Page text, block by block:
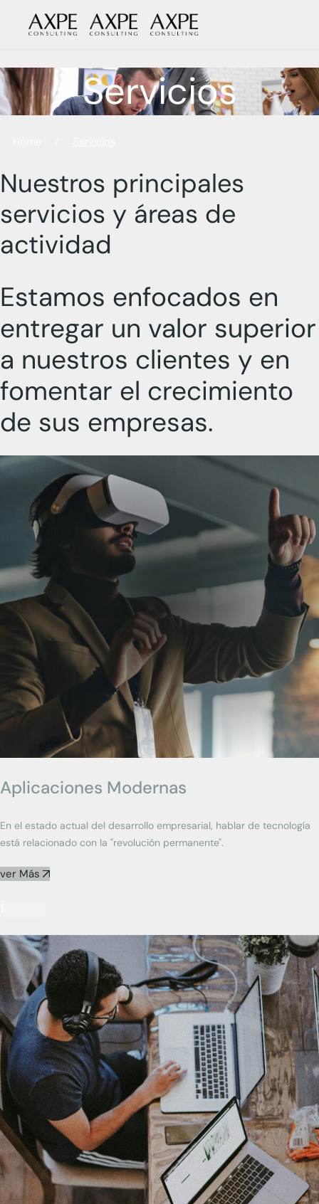
content
Servicios
Nuestros principales
servicios y áreas de
actividad
Estamos enfocados en
entregar un valor superior
a nuestros clientes y en
fomentar el crecimiento
de sus empresas.
Aplicaciones Modernas
En el estado actual del desarrollo empresarial, hablar de tecnología
está relacionado con la "revolución permanente".
ver Más